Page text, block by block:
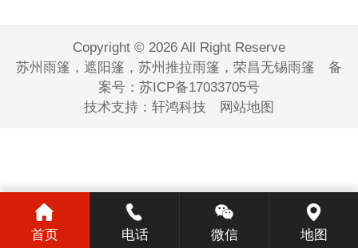
Copyright © 2026 All Right Reserve
苏州雨篷，遮阳篷，苏州推拉雨篷，荣昌无锡雨篷 备
案号： 苏ICP备17033705号
技术支持： 轩鸿科技 网站地图
首页 电话 微信 地图